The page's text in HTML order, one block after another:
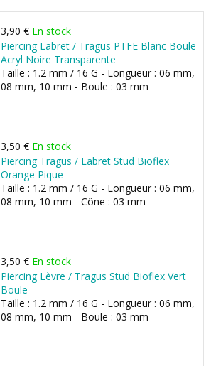
3,90 € En stock
Piercing Labret / Tragus PTFE Blanc Boule
Acryl Noire Transparente
Taille : 1.2 mm / 16 G - Longueur : 06 mm,
08 mm, 10 mm - Boule : 03 mm
3,50 € En stock
Piercing Tragus / Labret Stud Bioflex
Orange Pique
Taille : 1.2 mm / 16 G - Longueur : 06 mm,
08 mm, 10 mm - Cône : 03 mm
3,50 € En stock
Piercing Lèvre / Tragus Stud Bioflex Vert
Boule
Taille : 1.2 mm / 16 G - Longueur : 06 mm,
08 mm, 10 mm - Boule : 03 mm